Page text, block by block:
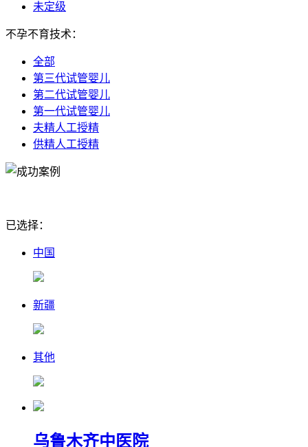
未定级
不孕不育技术：
全部
第三代试管婴儿
第二代试管婴儿
第一代试管婴儿
夫精人工授精
供精人工授精
已选择：
中国
新疆
其他
乌鲁木齐中医院